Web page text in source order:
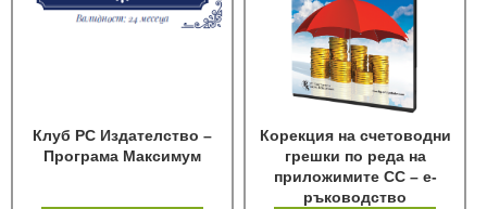
Клуб РС Издателство –
Програма Максимум
Корекция на счетоводни
грешки по реда на
приложимите СС – е-
ръководство